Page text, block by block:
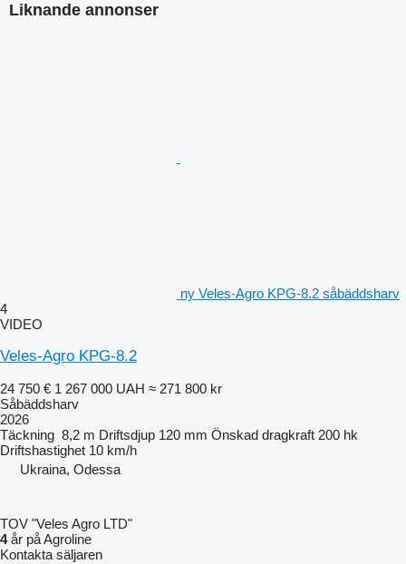
Liknande annonser
ny Veles-Agro KPG-8.2 såbäddsharv
4
VIDEO
Veles-Agro KPG-8.2
24 750 € 1 267 000 UAH ≈ 271 800 kr
Såbäddsharv
2026
Täckning 8,2 m Driftsdjup 120 mm Önskad dragkraft 200 hk
Driftshastighet 10 km/h
Ukraina, Odessa
TOV "Veles Agro LTD"
4år på Agroline
Kontakta säljaren